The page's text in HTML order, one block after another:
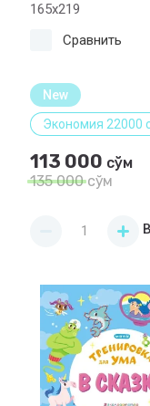
165x219
Сравнить
New
Экономия 22000
113 000 сўм
135 000сўм